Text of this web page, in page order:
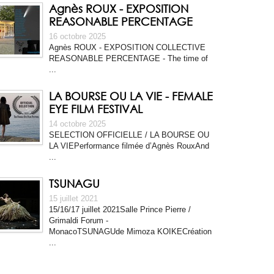
Agnès ROUX - EXPOSITION
REASONABLE PERCENTAGE
16 octobre 2025
Agnès ROUX - EXPOSITION COLLECTIVE
REASONABLE PERCENTAGE - The time of
...
LA BOURSE OU LA VIE - FEMALE
EYE FILM FESTIVAL
14 octobre 2025
SELECTION OFFICIELLE / LA BOURSE OU
LA VIEPerformance filmée d’Agnès RouxAnd
...
TSUNAGU
15 juillet 2021
15/16/17 juillet 2021Salle Prince Pierre /
Grimaldi Forum -
MonacoTSUNAGUde Mimoza KOIKECréation
...